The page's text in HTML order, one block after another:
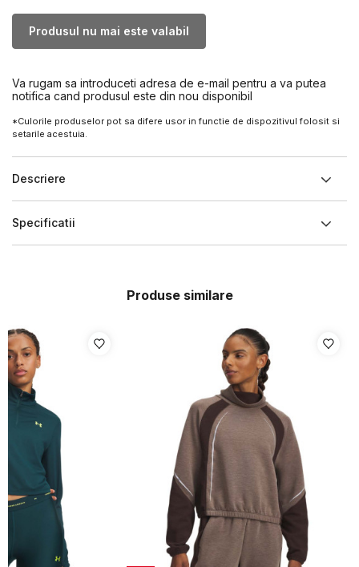
Produsul nu mai este valabil
Va rugam sa introduceti adresa de e-mail pentru a va putea
notifica cand produsul este din nou disponibil
*Culorile produselor pot sa difere usor in functie de dispozitivul folosit si
setarile acestuia.
Descriere
Specificatii
Produse similare